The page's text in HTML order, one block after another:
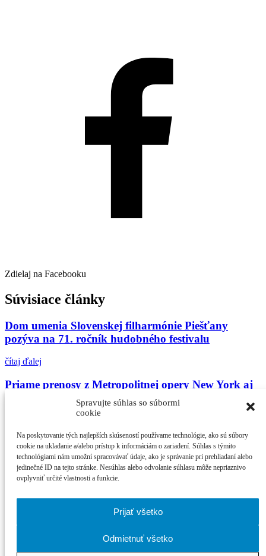
Spravujte súhlas so súbormi
cookie
Na poskytovanie tých najlepších skúseností používame technológie, ako sú súbory
cookie na ukladanie a/alebo prístup k informáciám o zariadení. Súhlas s týmito
technológiami nám umožní spracovávať údaje, ako je správanie pri prehliadaní alebo
jedinečné ID na tejto stránke. Nesúhlas alebo odvolanie súhlasu môže nepriaznivo
ovplyvniť určité vlastnosti a funkcie.
Prijať všetko
Odmietnuť všetko
Zdielaj na Facebooku
Súvisiace články
Dom umenia Slovenskej filharmónie Piešťany
pozýva na 71. ročník hudobného festivalu
čítaj ďalej
Priame prenosy z Metropolitnej opery New York aj
túto sezónu v Dome umenia Piešťany
SĽUK v Dome umenia predstavil hlboký a pôsobivý
príbeh Pašií
čítaj ďalej
zPiešťan.sk